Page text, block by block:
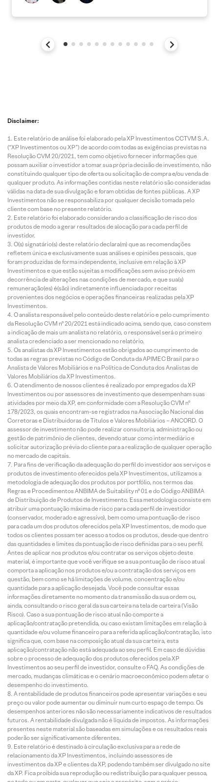
Disclaimer:
Este relatório de análise foi elaborado pela XP Investimentos CCTVM S.A.
(“XP Investimentos ou XP”) de acordo com todas as exigências previstas na
Resolução CVM 20/2021, tem como objetivo fornecer informações que
possam auxiliar o investidor a tomar sua própria decisão de investimento, não
constituindo qualquer tipo de oferta ou solicitação de compra e/ou venda de
qualquer produto. As informações contidas neste relatório são consideradas
válidas na data de sua divulgação e foram obtidas de fontes públicas. A XP
Investimentos não se responsabiliza por qualquer decisão tomada pelo
cliente com base no presente relatório.
Este relatório foi elaborado considerando a classificação de risco dos
produtos de modo a gerar resultados de alocação para cada perfil de
investidor.
O(s) signatário(s) deste relatório declara(m) que as recomendações
refletem única e exclusivamente suas análises e opiniões pessoais, que
foram produzidas de forma independente, inclusive em relação à XP
Investimentos e que estão sujeitas a modificações sem aviso prévio em
decorrência de alterações nas condições de mercado, e que sua(s)
remuneração(es) é(são) indiretamente influenciada por receitas
provenientes dos negócios e operações financeiras realizadas pela XP
Investimentos.
O analista responsável pelo conteúdo deste relatório e pelo cumprimento
da Resolução CVM nº 20/2021 está indicado acima, sendo que, caso constem
a indicação de mais um analista no relatório, o responsável será o primeiro
analista credenciado a ser mencionado no relatório.
Os analistas da XP Investimentos estão obrigados ao cumprimento de
todas as regras previstas no Código de Conduta da APIMEC Brasil para o
Analista de Valores Mobiliários e na Política de Conduta dos Analistas de
Valores Mobiliários da XP Investimentos.
O atendimento de nossos clientes é realizado por empregados da XP
Investimentos ou por assessores de investimento que desempenham suas
atividades por meio da XP, em conformidade com a Resolução CVM nº
178/2023, os quais encontram-se registrados na Associação Nacional das
Corretoras e Distribuidoras de Títulos e Valores Mobiliários – ANCORD. O
assessor de investimento não pode realizar consultoria, administração ou
gestão de patrimônio de clientes, devendo atuar como intermediário e
solicitar autorização prévia do cliente para a realização de qualquer operação
no mercado de capitais.
Para fins de verificação da adequação do perfil do investidor aos serviços e
produtos de investimento oferecidos pela XP Investimentos, utilizamos a
metodologia de adequação dos produtos por portfólio, nos termos das
Regras e Procedimentos ANBIMA de Suitability nº 01 e do Código ANBIMA
de Distribuição de Produtos de Investimento. Essa metodologia consiste em
atribuir uma pontuação máxima de risco para cada perfil de investidor
(conservador, moderado e agressivo), bem como uma pontuação de risco
para cada um dos produtos oferecidos pela XP Investimentos, de modo que
todos os clientes possam ter acesso a todos os produtos, desde que dentro
das quantidades e limites da pontuação de risco definidas para o seu perfil.
Antes de aplicar nos produtos e/ou contratar os serviços objeto deste
material, é importante que você verifique se a sua pontuação de risco atual
comporta a aplicação nos produtos e/ou a contratação dos serviços em
questão, bem como se há limitações de volume, concentração e/ou
quantidade para a aplicação desejada. Você pode consultar essas
informações diretamente no momento da transmissão da sua ordem ou,
ainda, consultando o risco geral da sua carteira na tela de carteira (Visão
Risco). Caso a sua pontuação de risco atual não comporte a
aplicação/contratação pretendida, ou caso existam limitações em relação à
quantidade e/ou volume financeiro para a referida aplicação/contratação, isto
significa que, com base na composição atual da sua carteira, esta
aplicação/contratação não está adequada ao seu perfil. Em caso de dúvidas
sobre o processo de adequação dos produtos oferecidos pela XP
Investimentos ao seu perfil de investidor, consulte o FAQ. As condições de
mercado, mudanças climáticas e o cenário macroeconômico podem afetar o
desempenho do investimento.
A rentabilidade de produtos financeiros pode apresentar variações e seu
preço ou valor pode aumentar ou diminuir num curto espaço de tempo. Os
desempenhos anteriores não são necessariamente indicativos de resultados
futuros. A rentabilidade divulgada não é líquida de impostos. As informações
presentes neste material são baseadas em simulações e os resultados reais
poderão ser significativamente diferentes.
Este relatório é destinado à circulação exclusiva para a rede de
relacionamento da XP Investimentos, incluindo assessores de
investimentos da XP e clientes da XP, podendo também ser divulgado no site
da XP. Fica proibida sua reprodução ou redistribuição para qualquer pessoa,